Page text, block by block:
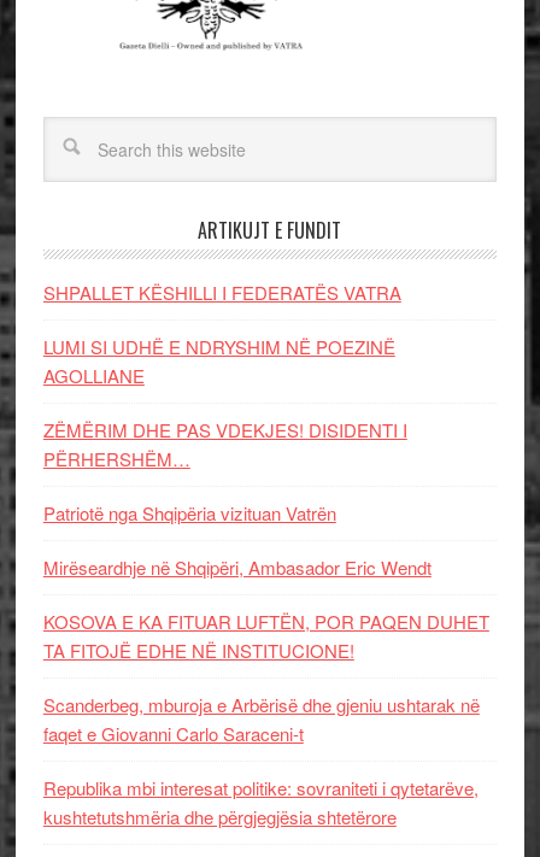
ARTIKUJT E FUNDIT
SHPALLET KËSHILLI I FEDERATËS VATRA
LUMI SI UDHË E NDRYSHIM NË POEZINË
AGOLLIANE
ZËMËRIM DHE PAS VDEKJES! DISIDENTI I
PËRHERSHËM…
Patriotë nga Shqipëria vizituan Vatrën
Mirëseardhje në Shqipëri, Ambasador Eric Wendt
KOSOVA E KA FITUAR LUFTËN, POR PAQEN DUHET
TA FITOJË EDHE NË INSTITUCIONE!
Scanderbeg, mburoja e Arbërisë dhe gjeniu ushtarak në
faqet e Giovanni Carlo Saraceni-t
Republika mbi interesat politike: sovraniteti i qytetarëve,
kushtetutshmëria dhe përgjegjësia shtetërore